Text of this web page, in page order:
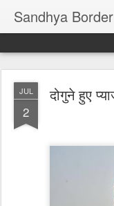
Sandhya
JUL
2
दोगुने हुए